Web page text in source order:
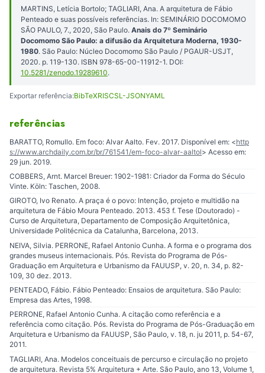
MARTINS, Letícia Bortolo; TAGLIARI, Ana. A arquitetura de Fábio
Penteado e suas possíveis referências. In: SEMINÁRIO DOCOMOMO
SÃO PAULO, 7., 2020, São Paulo. Anais do 7º Seminário
Docomomo São Paulo: a difusão da Arquitetura Moderna, 1930-
1980. São Paulo: Núcleo Docomomo São Paulo / PGAUR-USJT,
2020. p. 119-130. ISBN 978-65-00-11912-1. DOI:
10.5281/zenodo.19289610.
Exportar referência:BibTeXRISCSL-JSONYAML
referências
BARATTO, Romullo. Em foco: Alvar Aalto. Fev. 2017. Disponível em: <http
s://www.archdaily.com.br/br/761541/em-foco-alvar-aaltol> Acesso em:
29 jun. 2019.
COBBERS, Arnt. Marcel Breuer: 1902-1981: Criador da Forma do Século
Vinte. Köln: Taschen, 2008.
GIROTO, Ivo Renato. A praça é o povo: Intenção, projeto e multidão na
arquitetura de Fábio Moura Penteado. 2013. 453 f. Tese (Doutorado) -
Curso de Arquitetura, Departamento de Composição Arquitetônica,
Universidade Politécnica da Catalunha, Barcelona, 2013.
NEIVA, Silvia. PERRONE, Rafael Antonio Cunha. A forma e o programa dos
grandes museus internacionais. Pós. Revista do Programa de Pós-
Graduação em Arquitetura e Urbanismo da FAUUSP, v. 20, n. 34, p. 82-
109, 30 dez. 2013.
PENTEADO, Fábio. Fábio Penteado: Ensaios de arquitetura. São Paulo:
Empresa das Artes, 1998.
PERRONE, Rafael Antonio Cunha. A citação como referência e a
referência como citação. Pós. Revista do Programa de Pós-Graduação em
Arquitetura e Urbanismo da FAUUSP, São Paulo, v. 18, n. ju 2011, p. 54-67,
2011.
TAGLIARI, Ana. Modelos conceituais de percurso e circulação no projeto
de arquitetura. Revista 5% Arquitetura + Arte. São Paulo, ano 13, Volume 1,